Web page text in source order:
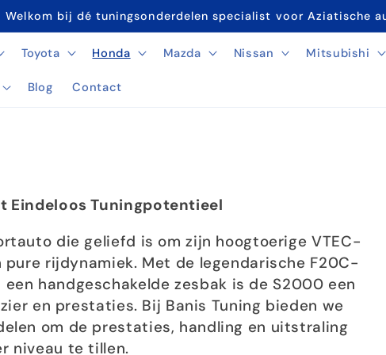
Welkom bij dé tuningsonderdelen specialist voor Aziatische
Toyota Honda Mazda Nissan Mitsubishi
Blog Contact
Eindeloos Tuningpotentieel
die geliefd is om zijn hoogtoerige VTEC-
rijdynamiek. Met de legendarische F20C-
handgeschakelde zesbak is de S2000 een
en prestaties. Bij Banis Tuning bieden we
om de prestaties, handling en uitstraling
niveau te tillen.